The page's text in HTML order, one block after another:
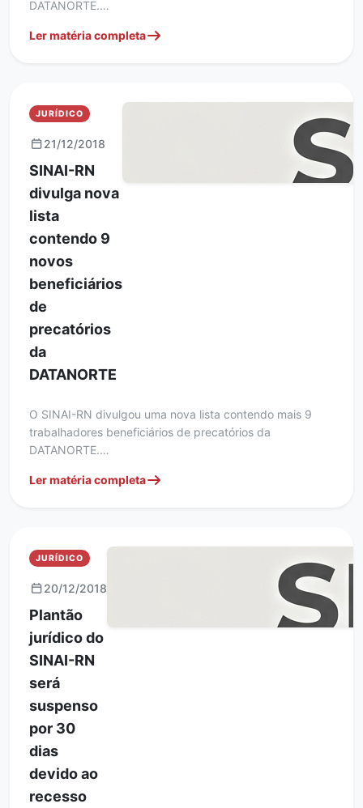
DATANORTE.…
Ler matéria completa
JURÍDICO
21/12/2018
SINAI-RN
divulga nova
lista
contendo 9
novos
beneficiários
de
precatórios
da
DATANORTE
O SINAI-RN divulgou uma nova lista contendo mais 9
trabalhadores beneficiários de precatórios da
DATANORTE.…
Ler matéria completa
JURÍDICO
20/12/2018
Plantão
jurídico do
SINAI-RN
será
suspenso
por 30
dias
devido ao
recesso